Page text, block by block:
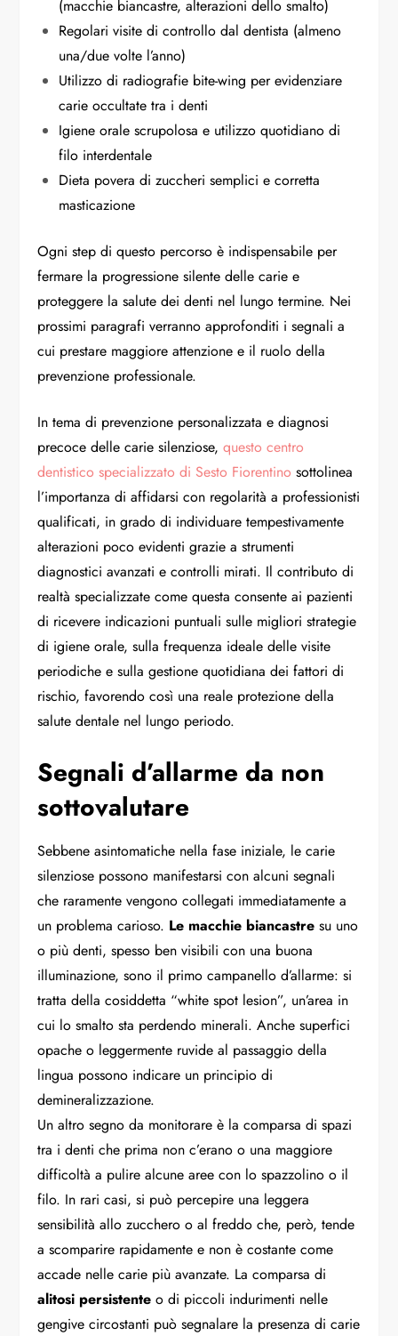
(macchie biancastre, alterazioni dello smalto)
Regolari visite di controllo dal dentista (almeno
una/due volte l’anno)
Utilizzo di radiografie bite-wing per evidenziare
carie occultate tra i denti
Igiene orale scrupolosa e utilizzo quotidiano di
filo interdentale
Dieta povera di zuccheri semplici e corretta
masticazione
Ogni step di questo percorso è indispensabile per
fermare la progressione silente delle carie e
proteggere la salute dei denti nel lungo termine. Nei
prossimi paragrafi verranno approfonditi i segnali a
cui prestare maggiore attenzione e il ruolo della
prevenzione professionale.
In tema di prevenzione personalizzata e diagnosi
precoce delle carie silenziose,questo centro
dentistico specializzato di Sesto Fiorentino sottolinea
l’importanza di affidarsi con regolarità a professionisti
qualificati, in grado di individuare tempestivamente
alterazioni poco evidenti grazie a strumenti
diagnostici avanzati e controlli mirati. Il contributo di
realtà specializzate come questa consente ai pazienti
di ricevere indicazioni puntuali sulle migliori strategie
di igiene orale, sulla frequenza ideale delle visite
periodiche e sulla gestione quotidiana dei fattori di
rischio, favorendo così una reale protezione della
salute dentale nel lungo periodo.
Segnali d’allarme da non
sottovalutare
Sebbene asintomatiche nella fase iniziale, le carie
silenziose possono manifestarsi con alcuni segnali
che raramente vengono collegati immediatamente a
un problema carioso. Le macchie biancastre su uno
o più denti, spesso ben visibili con una buona
illuminazione, sono il primo campanello d’allarme: si
tratta della cosiddetta “white spot lesion”, un’area in
cui lo smalto sta perdendo minerali. Anche superfici
opache o leggermente ruvide al passaggio della
lingua possono indicare un principio di
demineralizzazione.
Un altro segno da monitorare è la comparsa di spazi
tra i denti che prima non c’erano o una maggiore
difficoltà a pulire alcune aree con lo spazzolino o il
filo. In rari casi, si può percepire una leggera
sensibilità allo zucchero o al freddo che, però, tende
a scomparire rapidamente e non è costante come
accade nelle carie più avanzate. La comparsa di
alitosi persistente o di piccoli indurimenti nelle
gengive circostanti può segnalare la presenza di carie